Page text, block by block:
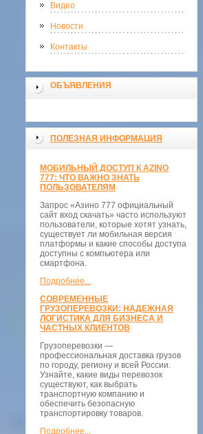
Видео
Новости
Контакты
ОБЪЯВЛЕНИЯ
ПОЛЕЗНАЯ ИНФОРМАЦИЯ
МОБИЛЬНЫЙ ДОСТУП К AZINO
777: ЧТО ВАЖНО ЗНАТЬ
ПОЛЬЗОВАТЕЛЯМ
Запрос «Азино 777 официальный
сайт вход скачать» часто используют
пользователи, которые хотят узнать,
существует ли мобильная версия
платформы и какие способы доступа
доступны с компьютера или
смартфона.
Подробнее...
СОВРЕМЕННЫЕ
ГРУЗОПЕРЕВОЗКИ: НАДЕЖНАЯ
ЛОГИСТИКА ДЛЯ БИЗНЕСА И
ЧАСТНЫХ КЛИЕНТОВ
Грузоперевозки —
профессиональная доставка грузов
по городу, региону и всей России.
Узнайте, какие виды перевозок
существуют, как выбрать
транспортную компанию и
обеспечить безопасную
транспортировку товаров.
Подробнее...